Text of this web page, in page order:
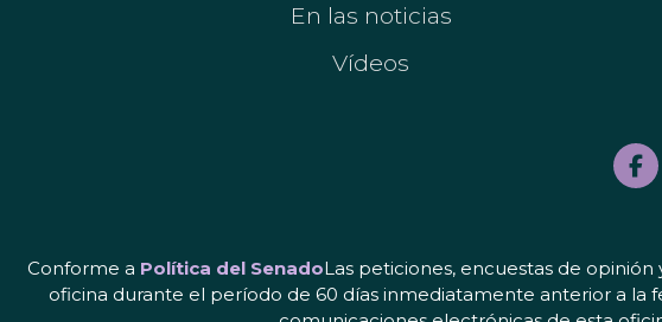
En las noticias
Vídeos
Conforme a Política del SenadoLas peticiones, encuestas de
oficina durante el período de 60 días inmediatamente anterior a